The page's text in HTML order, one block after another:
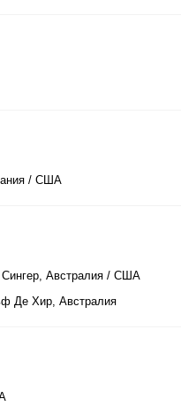
/ США
Австралия / США
Де Хир, Австралия